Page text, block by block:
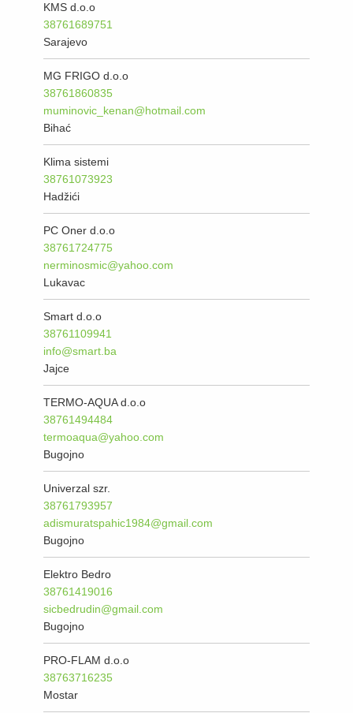
KMS d.o.o
38761689751
Sarajevo
MG FRIGO d.o.o
38761860835
muminovic_kenan@hotmail.com
Bihać
Klima sistemi
38761073923
Hadžići
PC Oner d.o.o
38761724775
nerminosmic@yahoo.com
Lukavac
Smart d.o.o
38761109941
info@smart.ba
Jajce
TERMO-AQUA d.o.o
38761494484
termoaqua@yahoo.com
Bugojno
Univerzal szr.
38761793957
adismuratspahic1984@gmail.com
Bugojno
Elektro Bedro
38761419016
sicbedrudin@gmail.com
Bugojno
PRO-FLAM d.o.o
38763716235
Mostar